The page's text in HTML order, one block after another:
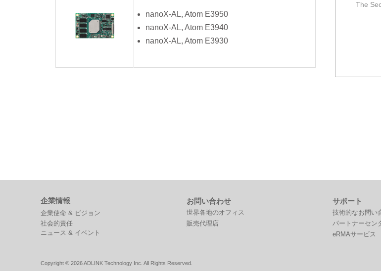
nanoX-AL, Atom E3950
nanoX-AL, Atom E3940
nanoX-AL, Atom E3930
企業情報
企業使命 & ビジョン
社会的責任
ニュース & イベント
お問い合わせ
世界各地のオフィス
販売代理店
サポート
技術的なお問い
パートナーセン
eRMAサービス
Copyright © 2026 ADLINK Technology Inc. All Rights Reserved.